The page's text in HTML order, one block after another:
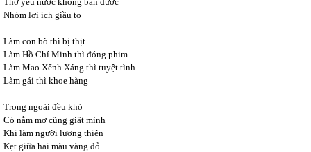
Nhóm lợi ích giầu to
Làm con bò thì bị thịt
Làm Hồ Chí Minh thì đóng phim
Làm Mao Xếnh Xáng thì tuyệt tình
Làm gái thì khoe hàng
Trong ngoài đều khó
Có nằm mơ cũng giật mình
Khi làm người lương thiện
Kẹt giữa hai màu vàng đỏ